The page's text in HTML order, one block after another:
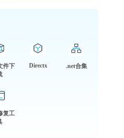
件下
Directx .net合集
复工